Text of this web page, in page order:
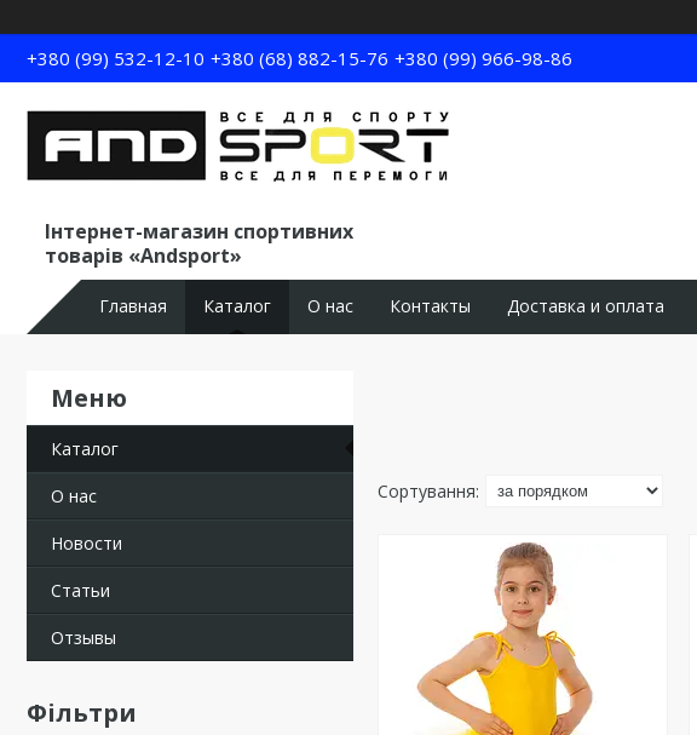
+380 (99) 532-12-10 +380 (68) 882-15-76 +380 (99) 966-98-86
Інтернет-магазин спортивних
товарів «Andsport»
Главная Каталог О нас Контакты Доставка и оплата
Каталог
О нас
Новости
Статьи
Отзывы
Фільтри